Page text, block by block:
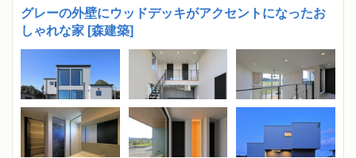
グレーの外壁にウッドデッキがアクセントになったお
しゃれな家 [森建築]